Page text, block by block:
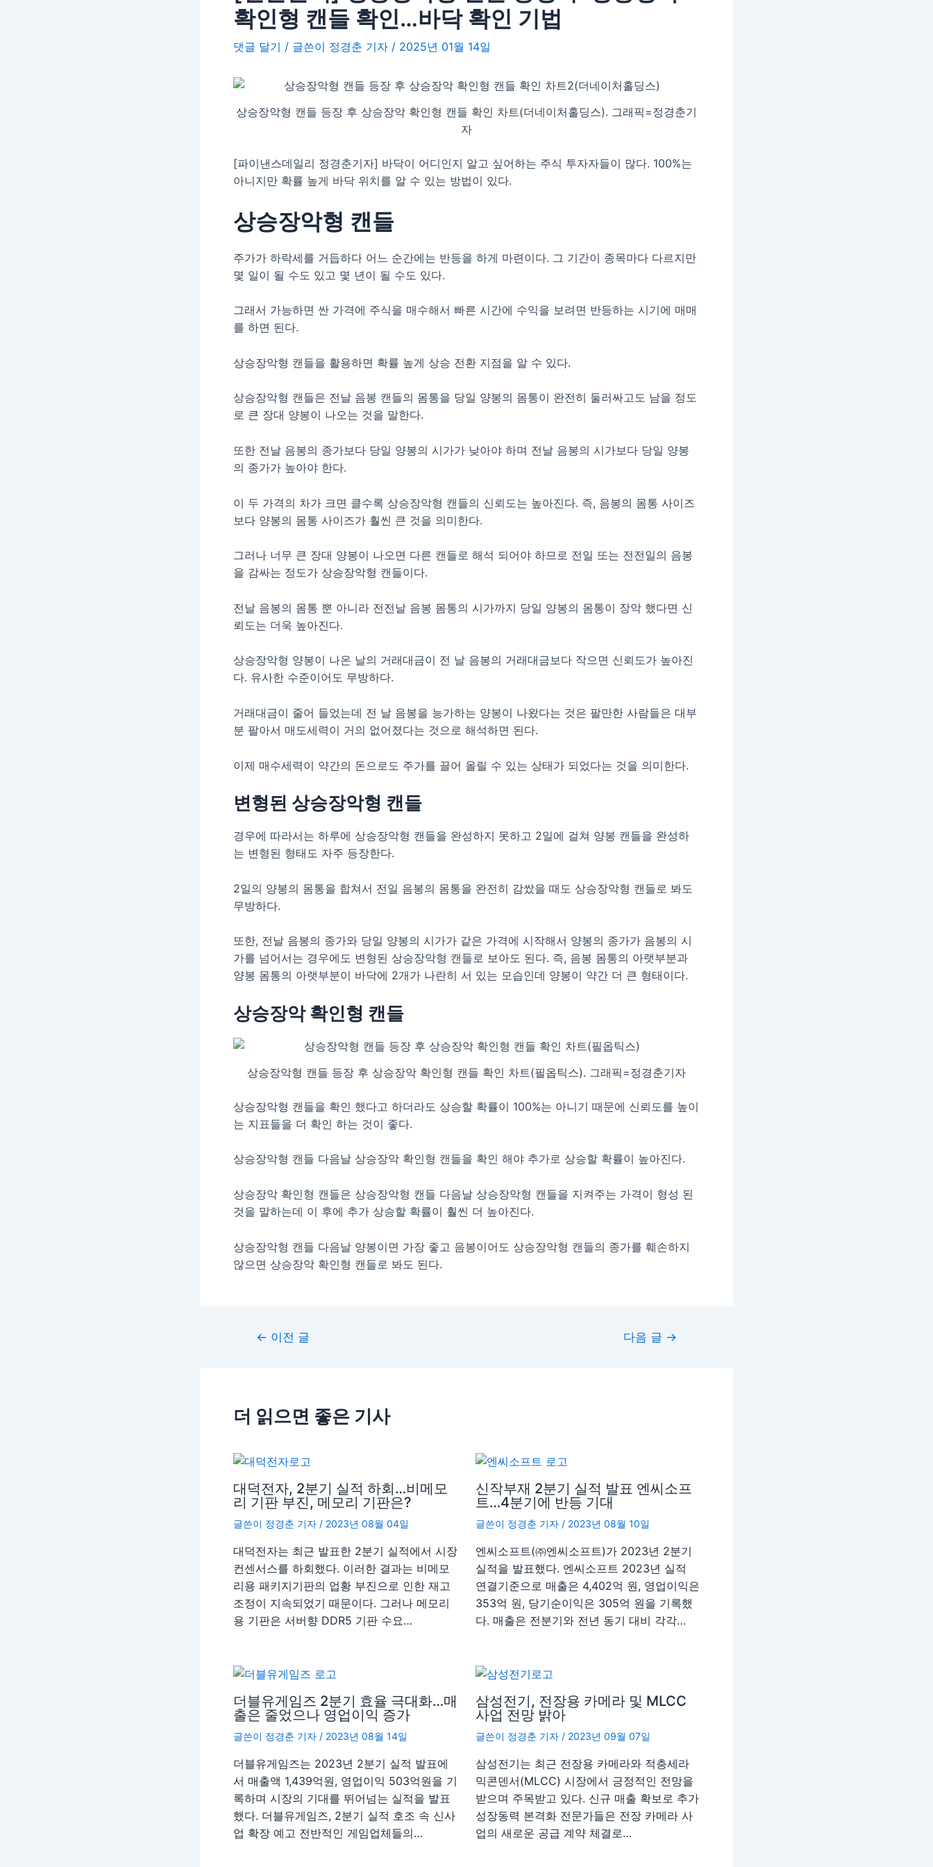
확인형 캔들 확인…바닥 확인 기법
댓글 달기 / 글쓴이 정경춘 기자 / 2025년 01월 14일
상승장악형 캔들 등장 후 상승장악 확인형 캔들 확인 차트(더네이처홀딩스). 그래픽=정경춘기
자
[파이낸스데일리 정경춘기자] 바닥이 어디인지 알고 싶어하는 주식 투자자들이 많다. 100%는
아니지만 확률 높게 바닥 위치를 알 수 있는 방법이 있다.
상승장악형 캔들
주가가 하락세를 거듭하다 어느 순간에는 반등을 하게 마련이다. 그 기간이 종목마다 다르지만
몇 일이 될 수도 있고 몇 년이 될 수도 있다.
그래서 가능하면 싼 가격에 주식을 매수해서 빠른 시간에 수익을 보려면 반등하는 시기에 매매
를 하면 된다.
상승장악형 캔들을 활용하면 확률 높게 상승 전환 지점을 알 수 있다.
상승장악형 캔들은 전날 음봉 캔들의 몸통을 당일 양봉의 몸통이 완전히 둘러싸고도 남을 정도
로 큰 장대 양봉이 나오는 것을 말한다.
또한 전날 음봉의 종가보다 당일 양봉의 시가가 낮아야 하며 전날 음봉의 시가보다 당일 양봉
의 종가가 높아야 한다.
이 두 가격의 차가 크면 클수록 상승장악형 캔들의 신뢰도는 높아진다. 즉, 음봉의 몸통 사이즈
보다 양봉의 몸통 사이즈가 훨씬 큰 것을 의미한다.
그러나 너무 큰 장대 양봉이 나오면 다른 캔들로 해석 되어야 하므로 전일 또는 전전일의 음봉
을 감싸는 정도가 상승장악형 캔들이다.
전날 음봉의 몸통 뿐 아니라 전전날 음봉 몸통의 시가까지 당일 양봉의 몸통이 장악 했다면 신
뢰도는 더욱 높아진다.
상승장악형 양봉이 나온 날의 거래대금이 전 날 음봉의 거래대금보다 작으면 신뢰도가 높아진
다. 유사한 수준이어도 무방하다.
거래대금이 줄어 들었는데 전 날 음봉을 능가하는 양봉이 나왔다는 것은 팔만한 사람들은 대부
분 팔아서 매도세력이 거의 없어졌다는 것으로 해석하면 된다.
이제 매수세력이 약간의 돈으로도 주가를 끌어 올릴 수 있는 상태가 되었다는 것을 의미한다.
변형된 상승장악형 캔들
경우에 따라서는 하루에 상승장악형 캔들을 완성하지 못하고 2일에 걸쳐 양봉 캔들을 완성하
는 변형된 형태도 자주 등장한다.
2일의 양봉의 몸통을 합쳐서 전일 음봉의 몸통을 완전히 감쌌을 때도 상승장악형 캔들로 봐도
무방하다.
또한, 전날 음봉의 종가와 당일 양봉의 시가가 같은 가격에 시작해서 양봉의 종가가 음봉의 시
가를 넘어서는 경우에도 변형된 상승장악형 캔들로 보아도 된다. 즉, 음봉 몸통의 아랫부분과
양봉 몸통의 아랫부분이 바닥에 2개가 나란히 서 있는 모습인데 양봉이 약간 더 큰 형태이다.
상승장악 확인형 캔들
상승장악형 캔들 등장 후 상승장악 확인형 캔들 확인 차트(필옵틱스). 그래픽=정경춘기자
상승장악형 캔들을 확인 했다고 하더라도 상승할 확률이 100%는 아니기 때문에 신뢰도를 높이
는 지표들을 더 확인 하는 것이 좋다.
상승장악형 캔들 다음날 상승장악 확인형 캔들을 확인 해야 추가로 상승할 확률이 높아진다.
상승장악 확인형 캔들은 상승장악형 캔들 다음날 상승장악형 캔들을 지켜주는 가격이 형성 된
것을 말하는데 이 후에 추가 상승할 확률이 훨씬 더 높아진다.
상승장악형 캔들 다음날 양봉이면 가장 좋고 음봉이어도 상승장악형 캔들의 종가를 훼손하지
않으면 상승장악 확인형 캔들로 봐도 된다.
← 이전 글 다음 글 →
더 읽으면 좋은 기사
대덕전자, 2분기 실적 하회…비메모
리 기판 부진, 메모리 기판은?
글쓴이 정경춘 기자 / 2023년 08월 04일
대덕전자는 최근 발표한 2분기 실적에서 시장
컨센서스를 하회했다. 이러한 결과는 비메모
리용 패키지기판의 업황 부진으로 인한 재고
조정이 지속되었기 때문이다. 그러나 메모리
용 기판은 서버향 DDR5 기판 수요…
신작부재 2분기 실적 발표 엔씨소프
트…4분기에 반등 기대
글쓴이 정경춘 기자 / 2023년 08월 10일
엔씨소프트(㈜엔씨소프트)가 2023년 2분기
실적을 발표했다. 엔씨소프트 2023년 실적
연결기준으로 매출은 4,402억 원, 영업이익은
353억 원, 당기순이익은 305억 원을 기록했
다. 매출은 전분기와 전년 동기 대비 각각…
더블유게임즈 2분기 효율 극대화…매
출은 줄었으나 영업이익 증가
글쓴이 정경춘 기자 / 2023년 08월 14일
더블유게임즈는 2023년 2분기 실적 발표에
서 매출액 1,439억원, 영업이익 503억원을 기
록하며 시장의 기대를 뛰어넘는 실적을 발표
했다. 더블유게임즈, 2분기 실적 호조 속 신사
업 확장 예고 전반적인 게임업체들의…
삼성전기, 전장용 카메라 및 MLCC
사업 전망 밝아
글쓴이 정경춘 기자 / 2023년 09월 07일
삼성전기는 최근 전장용 카메라와 적층세라
믹콘덴서(MLCC) 시장에서 긍정적인 전망을
받으며 주목받고 있다. 신규 매출 확보로 추가
성장동력 본격화 전문가들은 전장 카메라 사
업의 새로운 공급 계약 체결로…